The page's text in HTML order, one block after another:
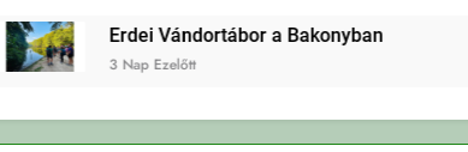
Erdei Vándortábor a Bakonyban
3 Nap Ezelőtt